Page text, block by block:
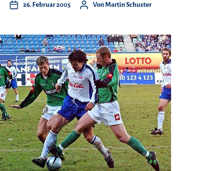
26. Februar 2005 Von Martin Schuster